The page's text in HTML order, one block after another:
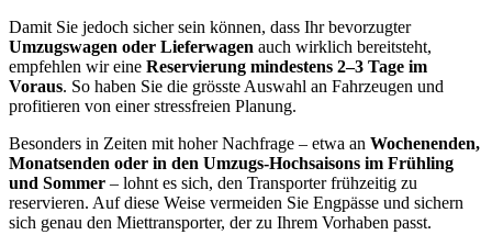
Damit Sie jedoch sicher sein können, dass Ihr bevorzugter
Umzugswagen oder Lieferwagen auch wirklich bereitsteht,
empfehlen wir eine Reservierung mindestens 2–3 Tage im
Voraus. So haben Sie die grösste Auswahl an Fahrzeugen und
profitieren von einer stressfreien Planung.
Besonders in Zeiten mit hoher Nachfrage – etwa an Wochenenden,
Monatsenden oder in den Umzugs-Hochsaisons im Frühling
und Sommer – lohnt es sich, den Transporter frühzeitig zu
reservieren. Auf diese Weise vermeiden Sie Engpässe und sichern
sich genau den Miettransporter, der zu Ihrem Vorhaben passt.